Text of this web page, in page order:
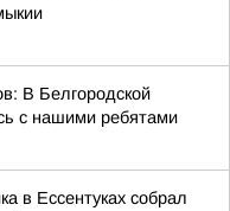
В Белгородской
с нашими ребятами
в Ессентуках собрал